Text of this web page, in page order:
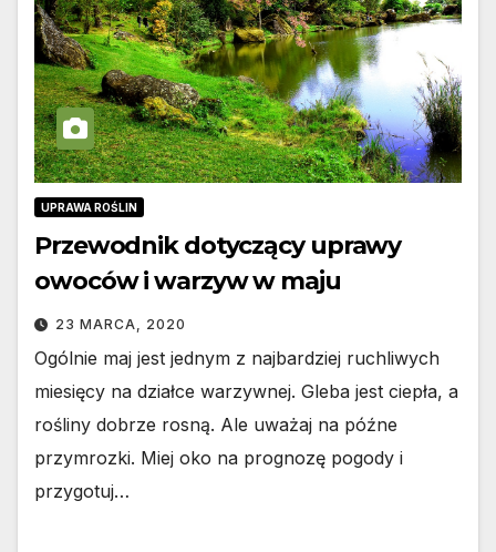
UPRAWA ROŚLIN
Przewodnik dotyczący uprawy
owoców i warzyw w maju
23 MARCA, 2020
Ogólnie maj jest jednym z najbardziej ruchliwych
miesięcy na działce warzywnej. Gleba jest ciepła, a
rośliny dobrze rosną. Ale uważaj na późne
przymrozki. Miej oko na prognozę pogody i
przygotuj…